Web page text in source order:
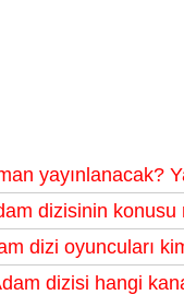
yayınlanacak?
dizisinin konusu
dizi oyuncuları
dizisi hangi